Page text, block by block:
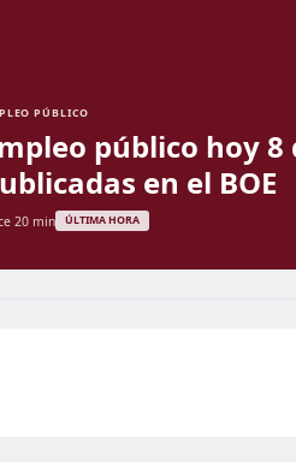
PÚBLICO
público hoy
en el BOE
20 min ÚLTIMA HORA